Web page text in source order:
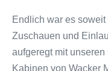
Endlich war es
Zuschauen und
aufgeregt mit
Kabinen von Wacker